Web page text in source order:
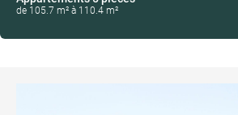
de 105.7 m² à 110.4 m²